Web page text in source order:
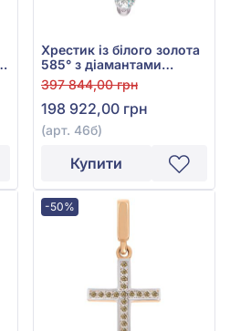
Хрестик із білого золота
585° з діамантами
2,035ct, арт. 46б
397 844,00 грн
198 922,00 грн
(арт. 46б)
Купити
-50%